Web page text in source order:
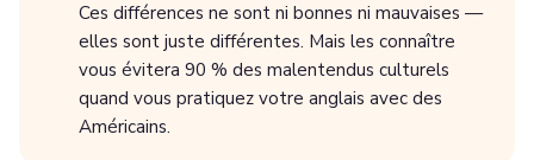
Ces différences ne sont ni bonnes ni mauvaises —
elles sont juste différentes. Mais les connaître
vous évitera 90 % des malentendus culturels
quand vous pratiquez votre anglais avec des
Américains.